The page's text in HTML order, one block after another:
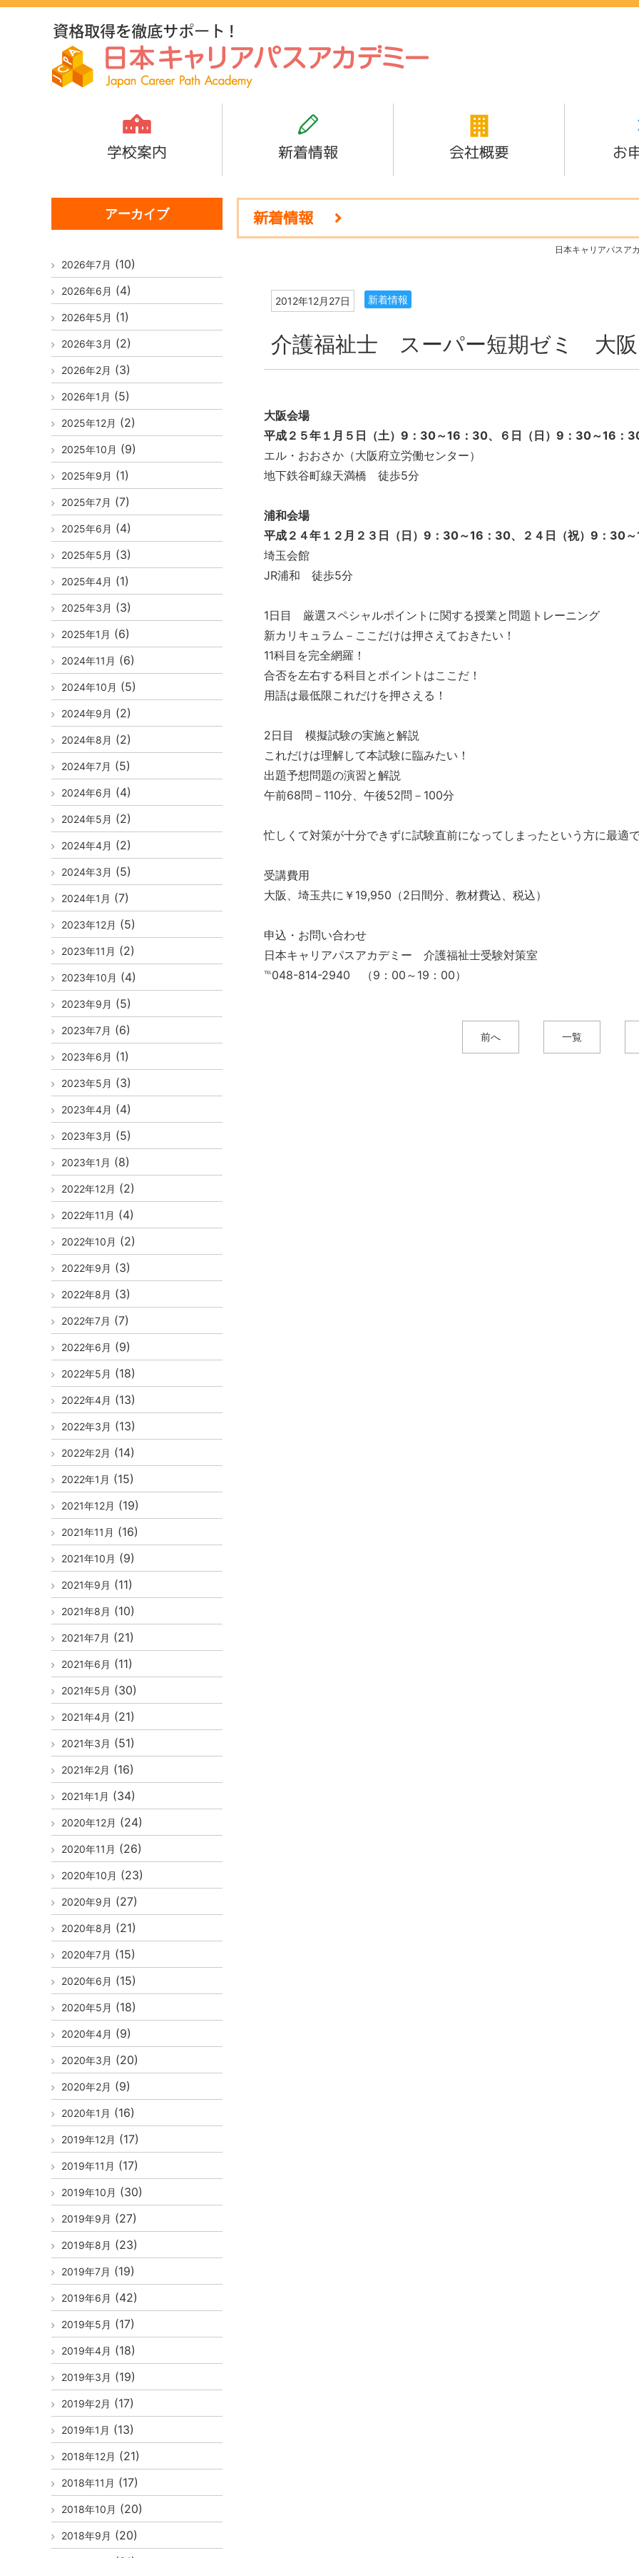
学校案内 新着情報 会社概要 お
新着情報
日本キャリアパスア
2012年12月27日 新着情報
介護福祉士 スーパー短期ゼミ 大阪
大阪会場
平成２５年１月５日（土）9：30～16：30、６日（日）9：30～16：
エル・おおさか（大阪府立労働センター）
地下鉄谷町線天満橋 徒歩5分
浦和会場
平成２４年１２月２３日（日）9：30～16：30、２４日（祝）9：
埼玉会館
JR浦和 徒歩5分
1日目 厳選スペシャルポイントに関する授業と問題トレーニング
新カリキュラム－ここだけは押さえておきたい！
11科目を完全網羅！
合否を左右する科目とポイントはここだ！
用語は最低限これだけを押さえる！
2日目 模擬試験の実施と解説
これだけは理解して本試験に臨みたい！
出題予想問題の演習と解説
午前68問－110分、午後52問－100分
忙しくて対策が十分できずに試験直前になってしまったという方に最適
受講費用
大阪、埼玉共に￥19,950（2日間分、教材費込、税込）
申込・お問い合わせ
日本キャリアパスアカデミー 介護福祉士受験対策室
℡048-814-2940 （9：00～19：00）
前へ 一覧
アーカイブ
2026年7月 (10)
2026年6月 (4)
2026年5月 (1)
2026年3月 (2)
2026年2月 (3)
2026年1月 (5)
2025年12月 (2)
2025年10月 (9)
2025年9月 (1)
2025年7月 (7)
2025年6月 (4)
2025年5月 (3)
2025年4月 (1)
2025年3月 (3)
2025年1月 (6)
2024年11月 (6)
2024年10月 (5)
2024年9月 (2)
2024年8月 (2)
2024年7月 (5)
2024年6月 (4)
2024年5月 (2)
2024年4月 (2)
2024年3月 (5)
2024年1月 (7)
2023年12月 (5)
2023年11月 (2)
2023年10月 (4)
2023年9月 (5)
2023年7月 (6)
2023年6月 (1)
2023年5月 (3)
2023年4月 (4)
2023年3月 (5)
2023年1月 (8)
2022年12月 (2)
2022年11月 (4)
2022年10月 (2)
2022年9月 (3)
2022年8月 (3)
2022年7月 (7)
2022年6月 (9)
2022年5月 (18)
2022年4月 (13)
2022年3月 (13)
2022年2月 (14)
2022年1月 (15)
2021年12月 (19)
2021年11月 (16)
2021年10月 (9)
2021年9月 (11)
2021年8月 (10)
2021年7月 (21)
2021年6月 (11)
2021年5月 (30)
2021年4月 (21)
2021年3月 (51)
2021年2月 (16)
2021年1月 (34)
2020年12月 (24)
2020年11月 (26)
2020年10月 (23)
2020年9月 (27)
2020年8月 (21)
2020年7月 (15)
2020年6月 (15)
2020年5月 (18)
2020年4月 (9)
2020年3月 (20)
2020年2月 (9)
2020年1月 (16)
2019年12月 (17)
2019年11月 (17)
2019年10月 (30)
2019年9月 (27)
2019年8月 (23)
2019年7月 (19)
2019年6月 (42)
2019年5月 (17)
2019年4月 (18)
2019年3月 (19)
2019年2月 (17)
2019年1月 (13)
2018年12月 (21)
2018年11月 (17)
2018年10月 (20)
2018年9月 (20)